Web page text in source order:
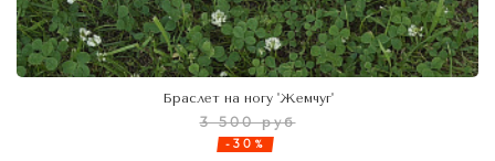
Браслет на ногу 'Жемчуг'
3 500 руб
-30%